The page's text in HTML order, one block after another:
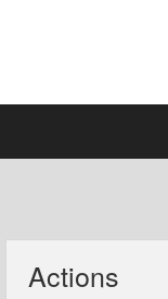
Actions